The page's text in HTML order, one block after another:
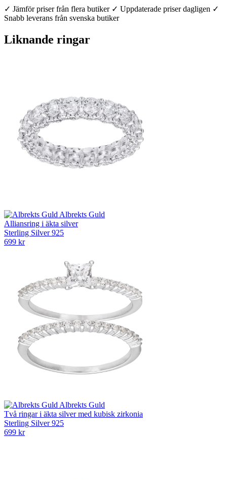
✓ Jämför priser från flera butiker ✓ Uppdaterade priser dagligen ✓
Snabb leverans från svenska butiker
Liknande ringar
Albrekts Guld
Alliansring i äkta silver
Sterling Silver 925
699 kr
Albrekts Guld
Två ringar i äkta silver med kubisk zirkonia
Sterling Silver 925
699 kr